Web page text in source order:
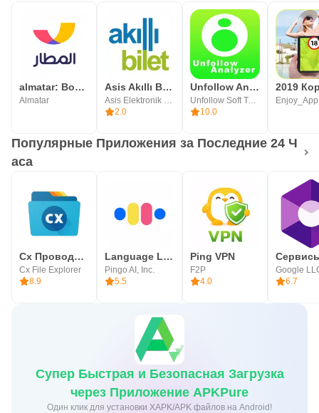
almatar: Book. Travel. Save
Almatar
Asis Akıllı Bilet
2.0
Unfollow Analyzer - Unfollower
Unfollow Soft Team
10.0
Enjoy_App
Популярные Приложения за Последние 24 Ч
аса
Cx Проводник
Cx File Explorer
8.9
Language Learning: Pingo AI
Pingo AI, Inc.
5.5
Ping VPN
F2P
4.0
Google
6.7
Супер Быстрая и Безопасная Загрузка
через Приложение APKPure
Один клик для установки XAPK/APK файлов на Android!